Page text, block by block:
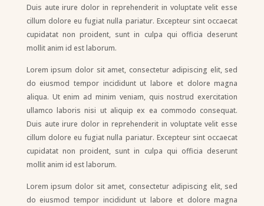
Duis aute irure dolor in reprehenderit in voluptate velit esse
cillum dolore eu fugiat nulla pariatur. Excepteur sint occaecat
cupidatat non proident, sunt in culpa qui officia deserunt
mollit anim id est laborum.
Lorem ipsum dolor sit amet, consectetur adipiscing elit, sed
do eiusmod tempor incididunt ut labore et dolore magna
aliqua. Ut enim ad minim veniam, quis nostrud exercitation
ullamco laboris nisi ut aliquip ex ea commodo consequat.
Duis aute irure dolor in reprehenderit in voluptate velit esse
cillum dolore eu fugiat nulla pariatur. Excepteur sint occaecat
cupidatat non proident, sunt in culpa qui officia deserunt
mollit anim id est laborum.
Lorem ipsum dolor sit amet, consectetur adipiscing elit, sed
do eiusmod tempor incididunt ut labore et dolore magna